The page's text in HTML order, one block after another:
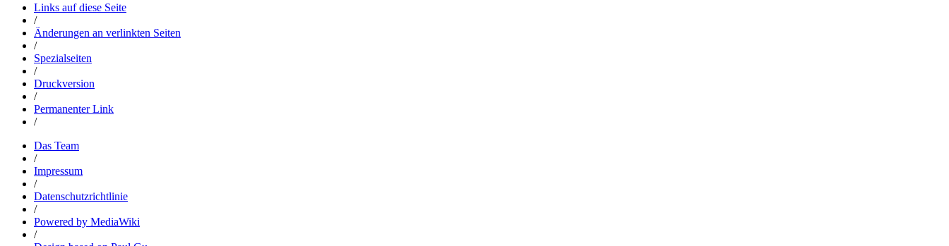
Links auf diese Seite
/
Änderungen an verlinkten Seiten
/
Spezialseiten
/
Druckversion
/
Permanenter Link
/
Das Team
/
Impressum
/
Datenschutzrichtlinie
/
Powered by MediaWiki
/